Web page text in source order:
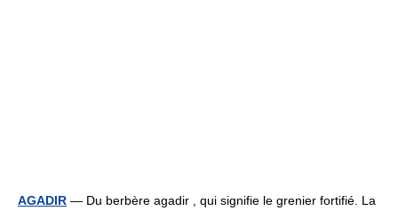
AGADIR — Du berbère agadir , qui signifie le grenier fortifié. La